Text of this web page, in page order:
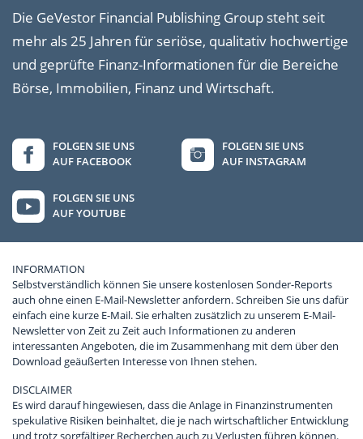
Die GeVestor Financial Publishing Group steht seit
mehr als 25 Jahren für seriöse, qualitativ hochwertige
und geprüfte Finanz-Informationen für die Bereiche
Börse, Immobilien, Finanz und Wirtschaft.
FOLGEN SIE UNS
AUF FACEBOOK
FOLGEN SIE UNS
AUF INSTAGRAM
FOLGEN SIE UNS
AUF YOUTUBE
INFORMATION
Selbstverständlich können Sie unsere kostenlosen Sonder-Reports
auch ohne einen E-Mail-Newsletter anfordern. Schreiben Sie uns dafür
einfach eine kurze E-Mail. Sie erhalten zusätzlich zu unserem E-Mail-
Newsletter von Zeit zu Zeit auch Informationen zu anderen
interessanten Angeboten, die im Zusammenhang mit dem über den
Download geäußerten Interesse von Ihnen stehen.
DISCLAIMER
Es wird darauf hingewiesen, dass die Anlage in Finanzinstrumenten
spekulative Risiken beinhaltet, die je nach wirtschaftlicher Entwicklung
und trotz sorgfältiger Recherchen auch zu Verlusten führen können.